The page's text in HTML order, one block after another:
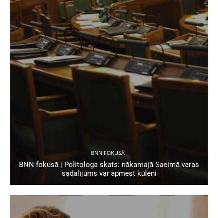
BNN FOKUSĀ
BNN fokusā | Politologa skats: nākamajā Saeimā varas
sadalījums var apmest kūleni